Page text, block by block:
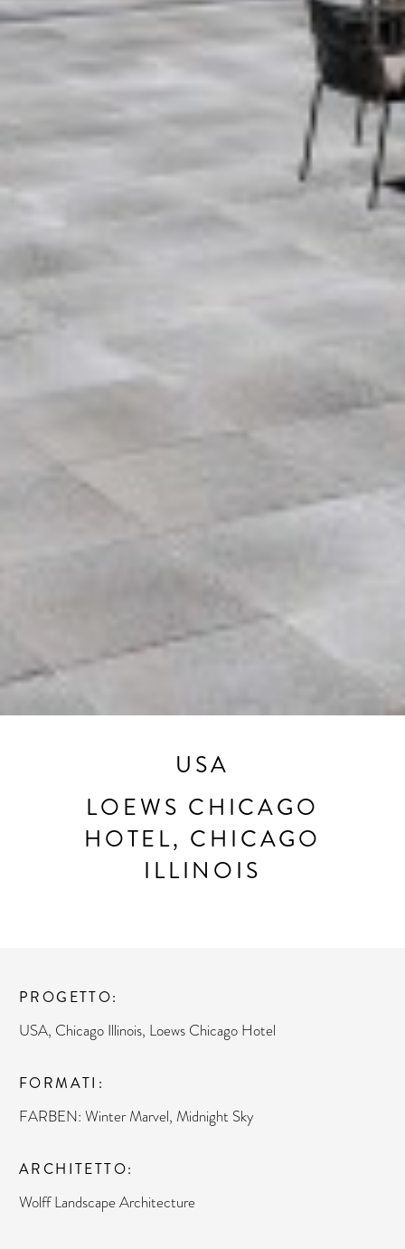
USA
LOEWS CHICAGO
HOTEL, CHICAGO
ILLINOIS
PROGETTO
USA, Chicago Illinois, Loews Chicago Hotel
FORMATI
FARBEN: Winter Marvel, Midnight Sky
ARCHITETTO
Wolff Landscape Architecture